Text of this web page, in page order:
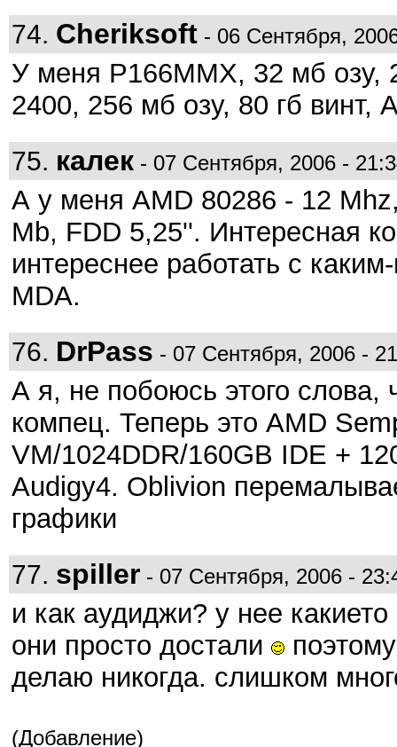
74. Cheriksoft - 06 Сентября,
У меня P166MMX, 32 мб озу,
2400, 256 мб озу, 80 гб винт,
75. калек - 07 Сентября, 2006 -
А у меня AMD 80286 - 12
Mb, FDD 5,25''. Интересная
интереснее работать с
MDA.
76. DrPass - 07 Сентября, 2006 -
А я, не побоюсь этого слова,
компец. Теперь это AMD
VM/1024DDR/160GB IDE +
Audigy4. Oblivion
графики
77. spiller - 07 Сентября, 2006 -
и как аудиджи? у нее
они просто достали
делаю никогда. слишком
(Добавление)